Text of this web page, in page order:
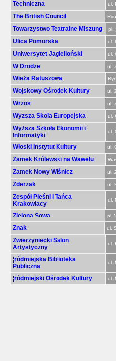
Techniczna ul.
The British Council
Towarzystwo Teatralne Miszung pl.
Ulica Pomorska ul.
Uniwersytet Jagielloński ul.
W Drodze ul.
Wieża Ratuszowa
Wojskowy Ośrodek Kultury ul.
Wrzos ul.
Wyzsza Skola Europejska ul.
Wyższa Szkoła Ekonomii i
Informatyki
ul.
Włoski Instytut Kultury ul.
Zamek Królewski na Wawelu
Zamek Nowy Wiśnicz ul.
Zderzak ul.
Zespół Pieśni i Tańca
Krakowiacy
ul.
Zielona Sowa pl.
Znak ul.
Zwierzyniecki Salon
Artystyczny
ul.
¦ródmiejska Biblioteka
Publiczna
ul.
¦ródmiejski Ośrodek Kultury ul.